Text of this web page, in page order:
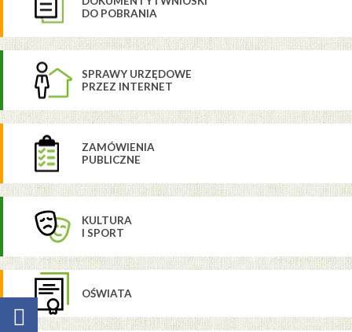
DO POBRANIA
SPRAWY URZĘDOWE
PRZEZ INTERNET
ZAMÓWIENIA
PUBLICZNE
KULTURA
I SPORT
OŚWIATA